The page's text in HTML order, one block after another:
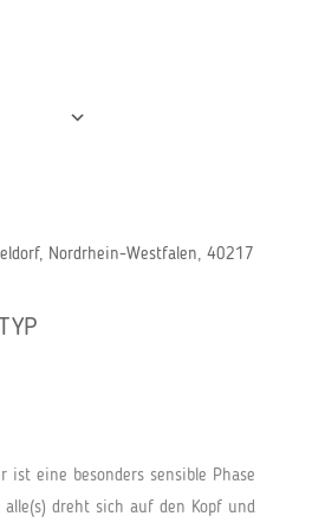
Nordrhein-Westfalen, 40217
ist eine besonders sensible Phase
dreht sich auf den Kopf und